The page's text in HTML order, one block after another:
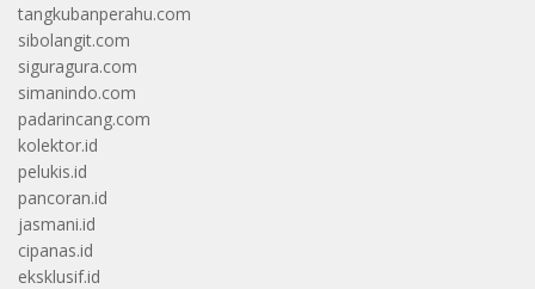
tangkubanperahu.com
sibolangit.com
siguragura.com
simanindo.com
padarincang.com
kolektor.id
pelukis.id
pancoran.id
jasmani.id
cipanas.id
eksklusif.id